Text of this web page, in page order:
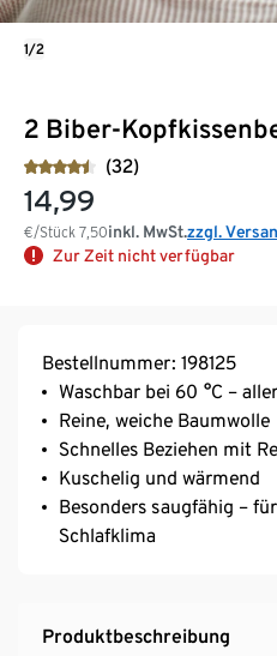
2 Biber-
(32)
14,99
€/Stück 7,50inkl. MwSt.zzgl.
Zur Zeit nicht verfügbar
1/2
Bestellnummer: 198125
Waschbar bei 60 °C –
Reine, weiche Baumwolle
Schnelles Beziehen mit
Kuschelig und wärmend
Besonders saugfähig –
Schlafklima
Produktbeschreibung